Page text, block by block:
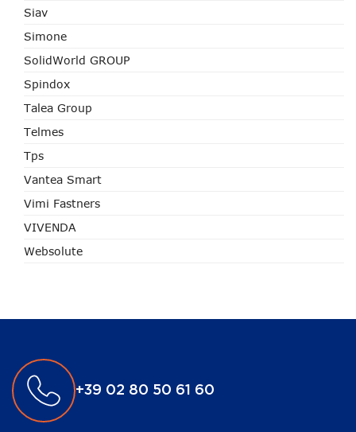
Siav
Simone
SolidWorld GROUP
Spindox
Talea Group
Telmes
Tps
Vantea Smart
Vimi Fastners
VIVENDA
Websolute
+39 02 80 50 61 60